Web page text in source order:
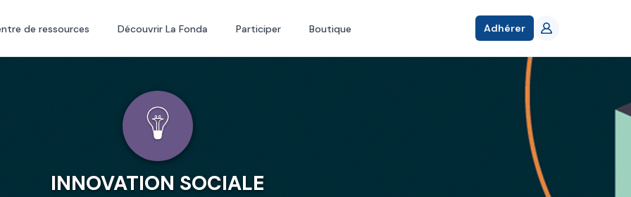
de ressources Découvrir La Fonda Participer Boutique Adhérer
INNOVATION SOCIALE